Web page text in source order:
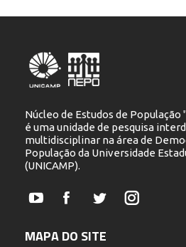
Núcleo de Estudos de
é uma unidade de pesquisa
multidisciplinar na área de
População da Universidade
(UNICAMP).
YouTubeFacebookTwitterInstagram
MAPA DO SITE